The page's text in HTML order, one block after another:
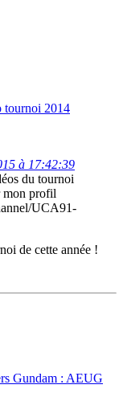
tournoi 2014
à 17:42:39
du tournoi
mon profil
UCA91-
de cette année !
Gundam : AEUG